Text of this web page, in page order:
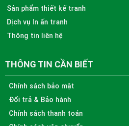
Sản phẩm thiết kế tranh
Dịch vụ In ấn tranh
Thông tin liên hệ
THÔNG TIN CẦN BIẾT
Chính sách bảo mật
Đổi trả & Bảo hành
Chính sách thanh toán